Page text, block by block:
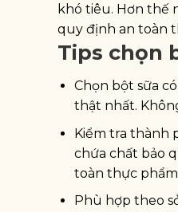
khó tiêu. Hơn thế
quy định an toàn
Tips chọn
Chọn bột sữa
thật nhất.
Kiểm tra thành
chứa chất bảo
toàn thực
Phù hợp theo